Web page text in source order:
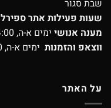
שבת סגור
שעות פעילות אתר
מענה אנושי ימים א-ה, 10:00-14:00 בטלפון:
ווצאפ והזמנות ימים א-ה, 9:00-16:00
על האתר